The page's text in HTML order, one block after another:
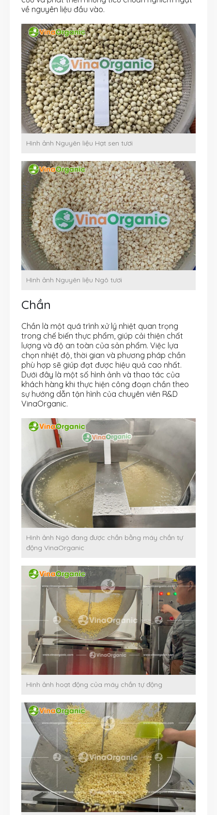
về nguyên liệu đầu vào.
Hình ảnh Nguyên liệu Hạt sen tươi
Hình ảnh Nguyên liệu Ngô tươi
Chần
Chần là một quá trình xử lý nhiệt quan trọng
trong chế biến thực phẩm, giúp cải thiện chất
lượng và độ an toàn của sản phẩm. Việc lựa
chọn nhiệt độ, thời gian và phương pháp chần
phù hợp sẽ giúp đạt được hiệu quả cao nhất.
Dưới đây là một số hình ảnh và thao tác của
khách hàng khi thực hiện công đoạn chần theo
sự hướng dẫn tận hình của chuyên viên R&D
VinaOrganic.
Hình ảnh Ngô đang được chần bằng máy chần tự
động VinaOrganic
Hình ảnh hoạt động của máy chần tự động